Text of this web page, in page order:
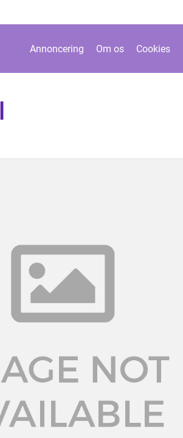
Annoncering Om os Cookies